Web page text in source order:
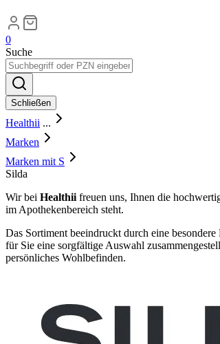
0
Suche
Schließen
Healthii ...
Marken
Marken mit S
Silda
Wir bei Healthii freuen uns, Ihnen die
im Apothekenbereich steht.
Das Sortiment beeindruckt durch eine
für Sie eine sorgfältige Auswahl
persönliches Wohlbefinden.